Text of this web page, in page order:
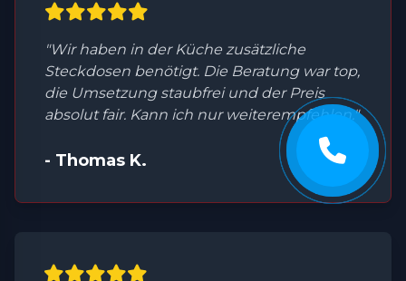
"Wir haben in der Küche zusätzliche
Steckdosen benötigt. Die Beratung war top,
die Umsetzung staubfrei und der Preis
absolut fair. Kann ich nur weiterempfehlen."
- Thomas K.